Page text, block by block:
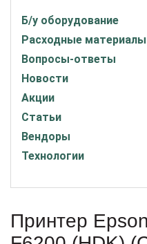
Б/у оборудование
Расходные материалы
Вопросы-ответы
Новости
Акции
Статьи
Вендоры
Технологии
Принтер